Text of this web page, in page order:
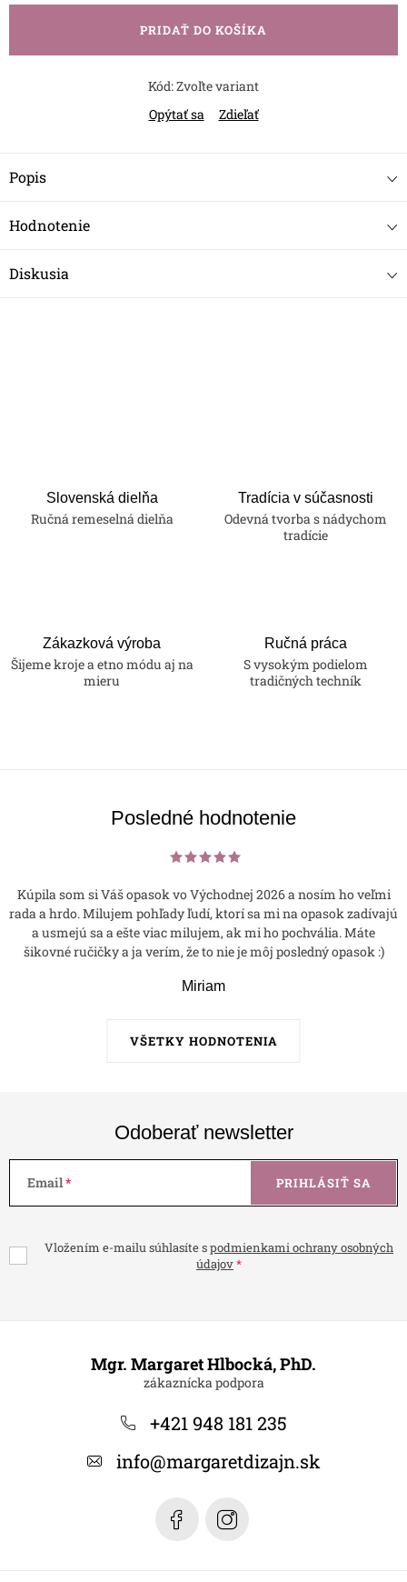
cena:
PRIDAŤ DO KOŠÍKA
Kód:Zvoľte variant
Opýtať sa
Zdieľať
Popis
Hodnotenie
Diskusia
Slovenská dielňa
Ručná remeselná dielňa
Tradícia v súčasnosti
Odevná tvorba s nádychom
tradície
Zákazková výroba
Šijeme kroje a etno módu aj na
mieru
Ručná práca
S vysokým podielom
tradičných techník
Posledné hodnotenie
VŠETKY HODNOTENIA
Kúpila som si Váš opasok vo Východnej 2026 a nosím ho veľmi
rada a hrdo. Milujem pohľady ľudí, ktorí sa mi na opasok zadívajú
a usmejú sa a ešte viac milujem, ak mi ho pochvália. Máte
šikovné ručičky a ja verím, že to nie je môj posledný opasok :)
Miriam
Odoberať newsletter
Email
Vložením e-mailu súhlasíte spodmienkami ochrany osobných
údajov
PRIHLÁSIŤ SA
Mgr. Margaret Hlbocká, PhD.
+421 948 181 235
info@margaretdizajn.sk